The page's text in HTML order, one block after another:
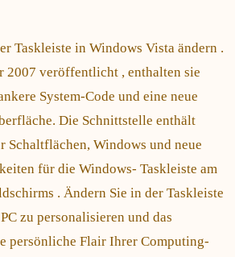
Taskleiste in Windows Vista ändern .
2007 veröffentlicht , enthalten sie
System-Code und eine neue
Die Schnittstelle enthält
Schaltflächen, Windows und neue
für die Windows- Taskleiste am
. Ändern Sie in der Taskleiste
zu personalisieren und das
persönliche Flair Ihrer Computing-